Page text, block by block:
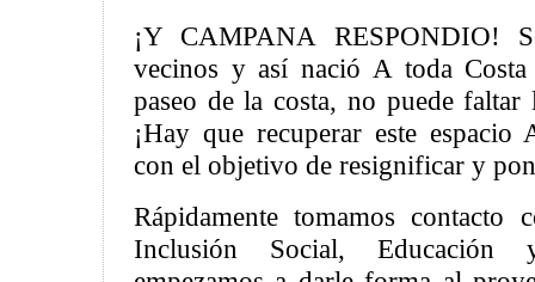
¡Y CAMPANA RESPONDIO!
vecinos y así nació A toda
paseo de la costa, no puede faltar
¡Hay que recuperar este
con el objetivo de resignificar y
Rápidamente tomamos contacto
Inclusión Social, Educación